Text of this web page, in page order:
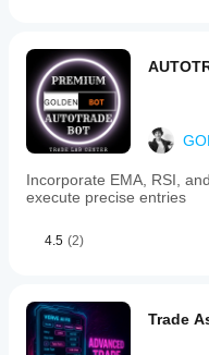
Incorporate EMA, RSI,
execute precise entries
4.5 (2)
Trade